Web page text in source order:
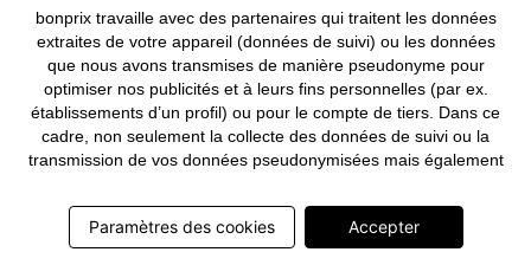
bonprix travaille avec des partenaires qui traitent les données
extraites de votre appareil (données de suivi) ou les données
que nous avons transmises de manière pseudonyme pour
optimiser nos publicités et à leurs fins personnelles (par ex.
établissements d’un profil) ou pour le compte de tiers. Dans ce
cadre, non seulement la collecte des données de suivi ou la
transmission de vos données pseudonymisées mais également
nécessitent un consentement. Les données de suivi seront alors
collectées ou vos données pseudonymisées seront alors
transmises seulement si vous avez cliqué préalablement sur le
Paramètres des cookies Accepter